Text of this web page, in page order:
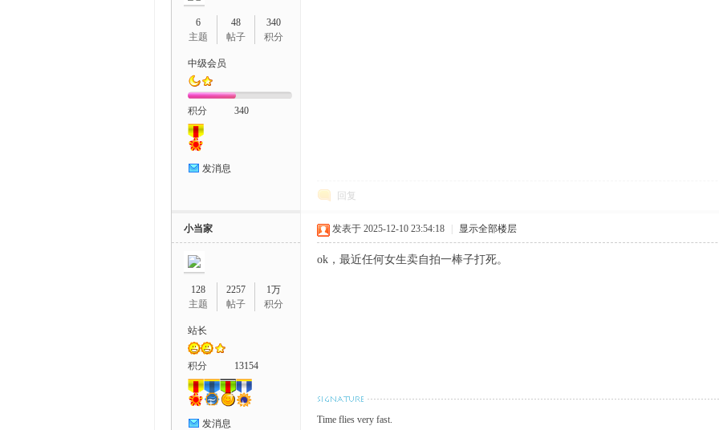
6
主题
48
帖子
340
积分
中级会员
积分 340
发消息
回复
小当家
128
主题
2257
帖子
1万
积分
站长
积分 13154
发消息
发表于 2025-12-10 23:54:18 显示全部楼层
ok，最近任何女生卖自拍一棒子打死。
Time flies very fast.